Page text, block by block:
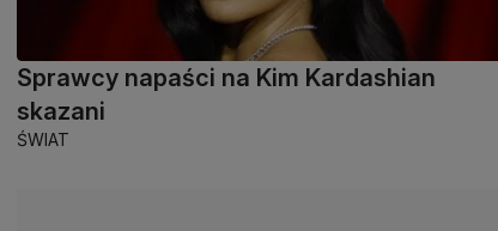
Sprawcy napaści na Kim Kardashian
skazani
ŚWIAT